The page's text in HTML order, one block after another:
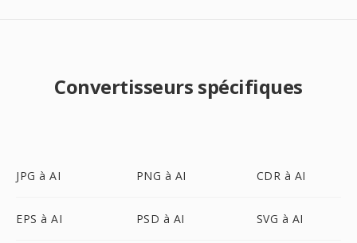
Convertisseurs spécifiques
JPG à AI PNG à AI CDR à AI
EPS à AI PSD à AI SVG à AI